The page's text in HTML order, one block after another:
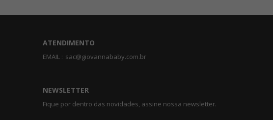
ATENDIMENTO
EMAIL : sac@giovannababy.com.br
NEWSLETTER
Fique por dentro das novidades, assine nossa newsletter.